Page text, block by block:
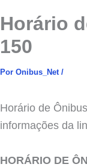
Horário
150
Por Onibus_Net /
Horário de
informações da
HORÁRIO DE